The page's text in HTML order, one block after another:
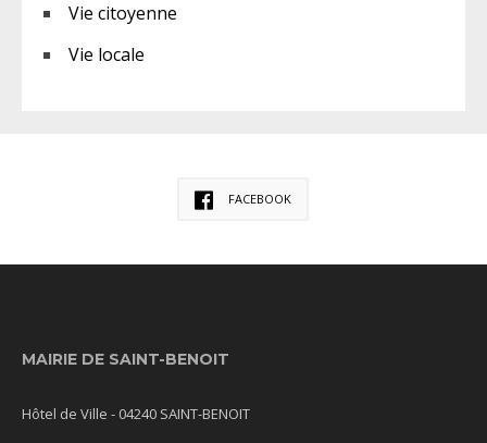
Vie citoyenne
Vie locale
FACEBOOK
MAIRIE DE SAINT-BENOIT
Hôtel de Ville - 04240 SAINT-BENOIT